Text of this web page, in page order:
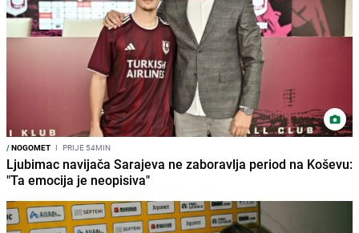
/NOGOMET I PRIJE 54MIN
Ljubimac navijača Sarajeva ne zaboravlja period na Koševu:
"Ta emocija je neopisiva"